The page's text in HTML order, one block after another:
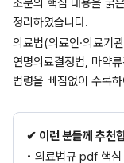
조문의 핵심 내용을 굵
정리하였습니다.
의료법(의료인·의료기
연명의료결정법, 마약
법령을 빠짐없이 수록
✔ 이런 분들께 추천
• 의료법규 pdf 핵